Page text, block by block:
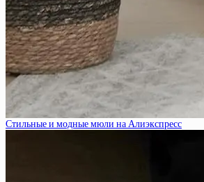
Стильные и модные мюли на Алиэкспресс